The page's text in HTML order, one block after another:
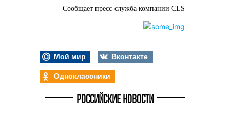
Сообщает пресс-служба компании CLS
Мой мир
Вконтакте
Одноклассники
РОССИЙСКИЕ НОВОСТИ